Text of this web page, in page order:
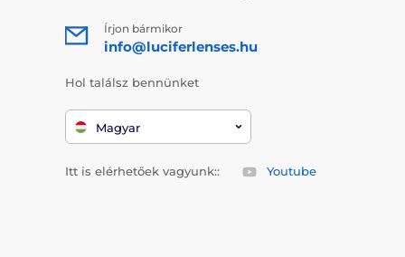
Írjon bármikor
info@luciferlenses.hu
Hol találsz bennünket
Magyar
Itt is elérhetőek vagyunk:: Youtube